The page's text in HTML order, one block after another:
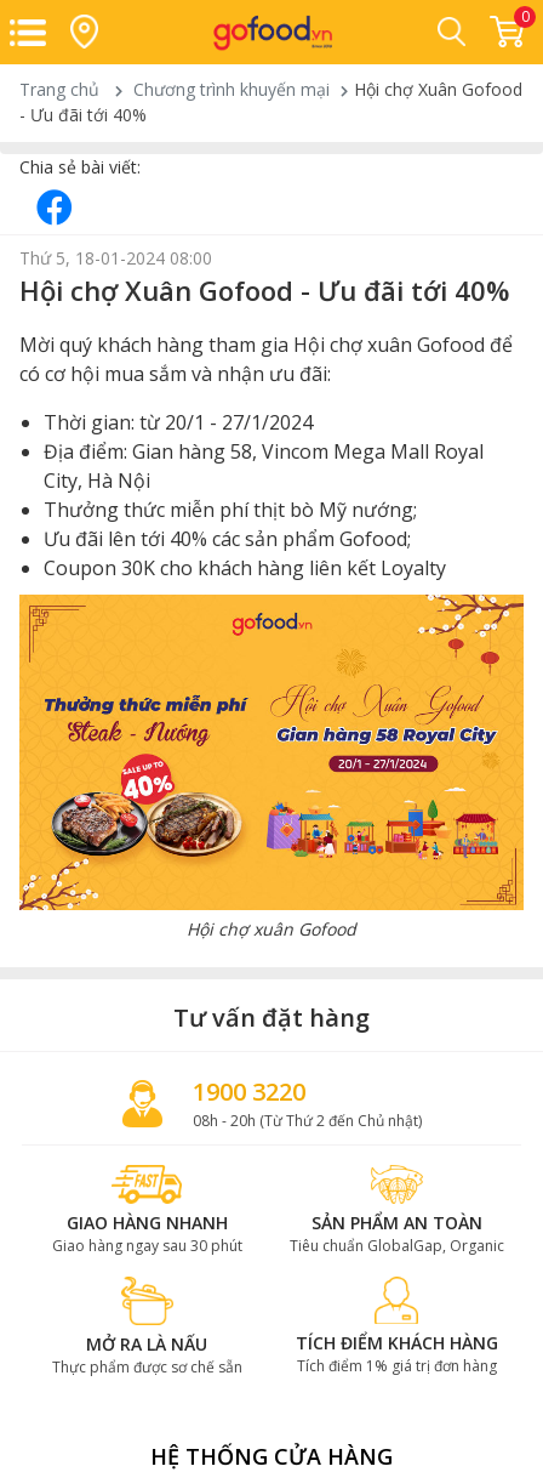
0
Trang chủ Chương trình khuyến mại
Hội chợ Xuân Gofood
- Ưu đãi tới 40%
Chia sẻ bài viết:
Thứ 5, 18-01-2024 08:00
Hội chợ Xuân Gofood - Ưu đãi tới 40%
Mời quý khách hàng tham gia Hội chợ xuân Gofood để
có cơ hội mua sắm và nhận ưu đãi:
Thời gian: từ 20/1 - 27/1/2024
Địa điểm: Gian hàng 58, Vincom Mega Mall Royal
City, Hà Nội
Thưởng thức miễn phí thịt bò Mỹ nướng;
Ưu đãi lên tới 40% các sản phẩm Gofood;
Coupon 30K cho khách hàng liên kết Loyalty
Hội chợ xuân Gofood
Tư vấn đặt hàng
1900 3220
08h - 20h (Từ Thứ 2 đến Chủ nhật)
GIAO HÀNG NHANH
Giao hàng ngay sau 30 phút
SẢN PHẨM AN TOÀN
Tiêu chuẩn GlobalGap, Organic
MỞ RA LÀ NẤU
Thực phẩm được sơ chế sẵn
TÍCH ĐIỂM KHÁCH HÀNG
Tích điểm 1% giá trị đơn hàng
HỆ THỐNG CỬA HÀNG